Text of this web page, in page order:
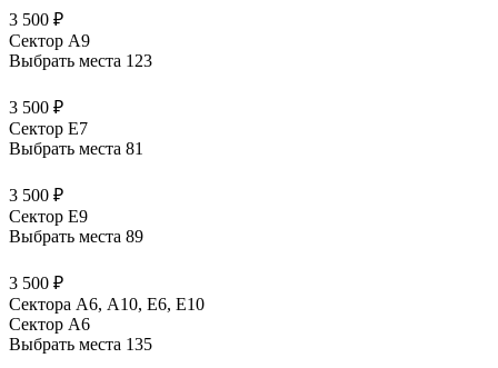
3 500 ₽
Сектор A9
Выбрать места 123
3 500 ₽
Сектор E7
Выбрать места 81
3 500 ₽
Сектор E9
Выбрать места 89
3 500 ₽
Сектора А6, А10, Е6, Е10
Сектор A6
Выбрать места 135